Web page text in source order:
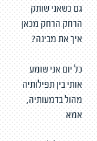
גם כשאני שותק
הרחק הרחק מכאן
איך את מבינה?
כל יום אני שומע
אותי בין תפילותיה
מהול בדמעותיה,
אמא